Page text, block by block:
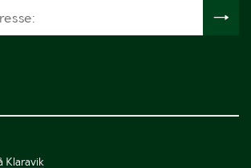
Klaravik